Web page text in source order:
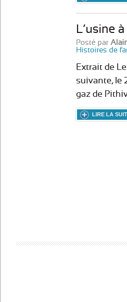
L’usine
Posté par
Histoires de
Extrait de
suivante, le
gaz de
LIRE LA